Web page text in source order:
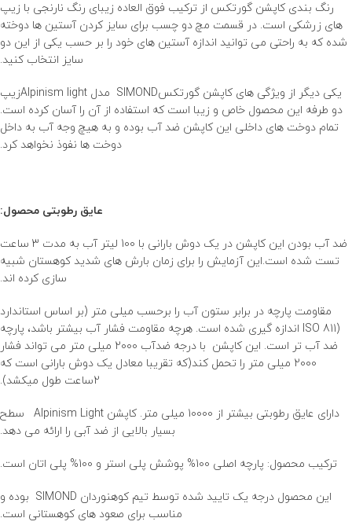
رنگ بندی کاپشن گورتکس از ترکیب فوق العاده زیبای رنگ نارنجی با زیپ
های زرشکی است. در قسمت مچ دو چسب برای سایز کردن آستین ها دوخته
شده که به راحتی می توانید اندازه آستین های خود را بر حسب یکی از این دو
سایز انتخاب کنید.
یکی دیگر از ویژگی های کاپشن گورتکسSIMOND مدل Alpinism lightزیپ
دو طرفه این محصول خاص و زیبا است که استفاده از آن را آسان کرده است.
تمام دوخت های داخلی این کاپشن ضد آب بوده و به هیچ وجه آب به داخل
دوخت ها نفوذ نخواهد کرد.
عایق رطوبتی محصول:
ضد آب بودن این کاپشن در یک دوش بارانی با 100 لیتر آب به مدت 3 ساعت
تست شده است.این آزمایش را برای زمان بارش های شدید کوهستان شبیه
سازی کرده اند.
مقاومت پارچه در برابر ستون آب را برحسب میلی متر (بر اساس استاندارد
(ISO 811 اندازه گیری شده است. هرچه مقاومت فشار آب بیشتر باشد، پارچه
ضد آب تر است. این کاپشن با درجه ضدآب 2000 میلی متر می تواند فشار
2000 میلی متر را تحمل کند(که تقریبا معادل یک دوش بارانی است که
2ساعت طول میکشد).
دارای عایق رطوبتی بیشتر از 10000 میلی متر. کاپشن Alpinism Light سطح
بسیار بالایی از ضد آبی را ارائه می دهد.
ترکیب محصول: پارچه اصلی 100% پوشش پلی استر و 100% پلی اتان است.
این محصول درجه یک تایید شده توسط تیم کوهنوردان SIMOND بوده و
مناسب برای صعود های کوهستانی است.